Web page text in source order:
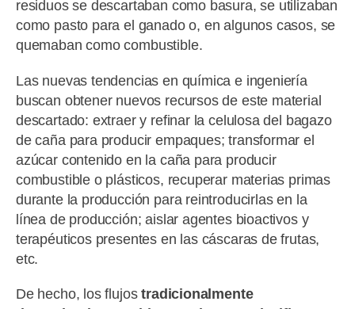
residuos se descartaban como basura, se utilizaban
como pasto para el ganado o, en algunos casos, se
quemaban como combustible.
Las nuevas tendencias en química e ingeniería
buscan obtener nuevos recursos de este material
descartado: extraer y refinar la celulosa del bagazo
de caña para producir empaques; transformar el
azúcar contenido en la caña para producir
combustible o plásticos, recuperar materias primas
durante la producción para reintroducirlas en la
línea de producción; aislar agentes bioactivos y
terapéuticos presentes en las cáscaras de frutas,
etc.
De hecho, los flujostradicionalmente